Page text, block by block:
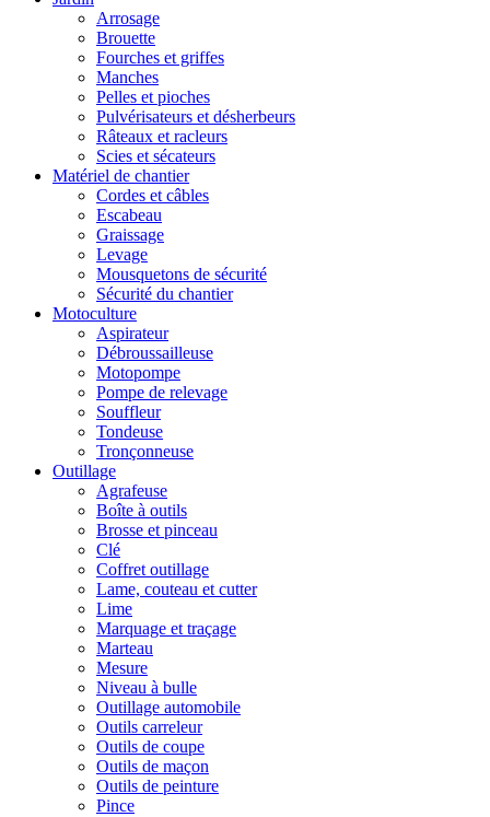
Arrosage
Brouette
Fourches et griffes
Manches
Pelles et pioches
Pulvérisateurs et désherbeurs
Râteaux et racleurs
Scies et sécateurs
Matériel de chantier
Cordes et câbles
Escabeau
Graissage
Levage
Mousquetons de sécurité
Sécurité du chantier
Motoculture
Aspirateur
Débroussailleuse
Motopompe
Pompe de relevage
Souffleur
Tondeuse
Tronçonneuse
Outillage
Agrafeuse
Boîte à outils
Brosse et pinceau
Clé
Coffret outillage
Lame, couteau et cutter
Lime
Marquage et traçage
Marteau
Mesure
Niveau à bulle
Outillage automobile
Outils carreleur
Outils de coupe
Outils de maçon
Outils de peinture
Pince